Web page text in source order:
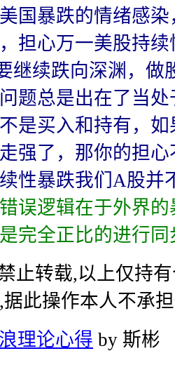
国暴跌的情绪感
担心万一美股持
继续跌向深渊，做
题总是出在了当
是买入和持有，
强了，那你的担
性暴跌我们A股并
误逻辑在于外界
完全正比的进行同
止转载,以上仅持
此操作本人不承
理论心得 by 斯彬